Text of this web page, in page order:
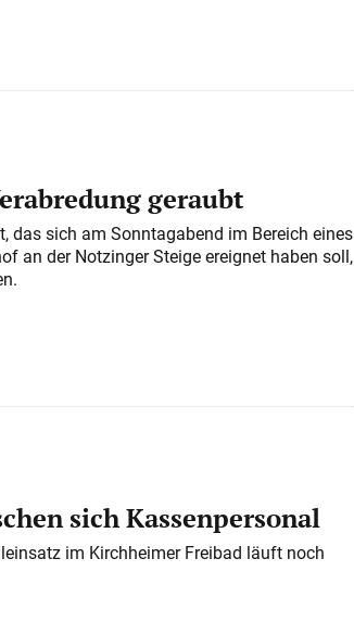
geraubt
das sich am Sonntagabend im Bereich eines
an der Notzinger Steige ereignet haben soll,
sich Kassenpersonal
im Kirchheimer Freibad läuft noch